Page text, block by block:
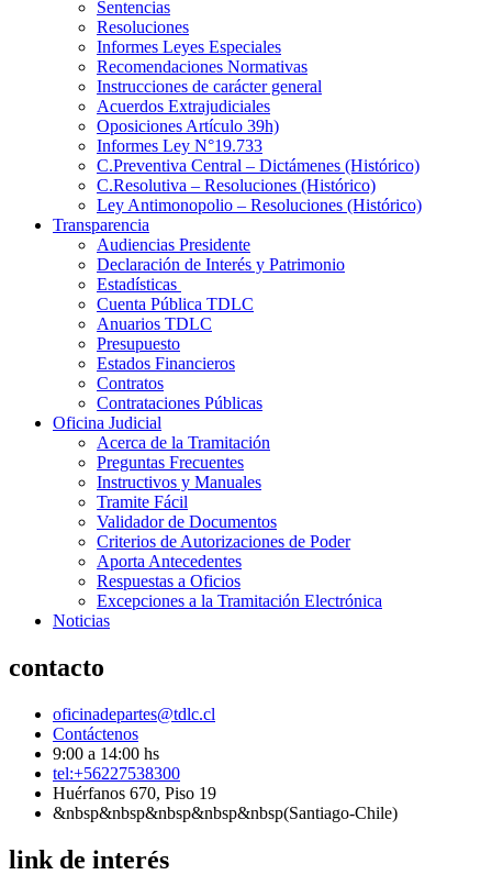
Sentencias
Resoluciones
Informes Leyes Especiales
Recomendaciones Normativas
Instrucciones de carácter general
Acuerdos Extrajudiciales
Oposiciones Artículo 39h)
Informes Ley N°19.733
C.Preventiva Central – Dictámenes (Histórico)
C.Resolutiva – Resoluciones (Histórico)
Ley Antimonopolio – Resoluciones (Histórico)
Transparencia
Audiencias Presidente
Declaración de Interés y Patrimonio
Estadísticas
Cuenta Pública TDLC
Anuarios TDLC
Presupuesto
Estados Financieros
Contratos
Contrataciones Públicas
Oficina Judicial
Acerca de la Tramitación
Preguntas Frecuentes
Instructivos y Manuales
Tramite Fácil
Validador de Documentos
Criterios de Autorizaciones de Poder
Aporta Antecedentes
Respuestas a Oficios
Excepciones a la Tramitación Electrónica
Noticias
contacto
oficinadepartes@tdlc.cl
Contáctenos
9:00 a 14:00 hs
tel:+56227538300
Huérfanos 670, Piso 19
&nbsp&nbsp&nbsp&nbsp&nbsp(Santiago-Chile)
link de interés